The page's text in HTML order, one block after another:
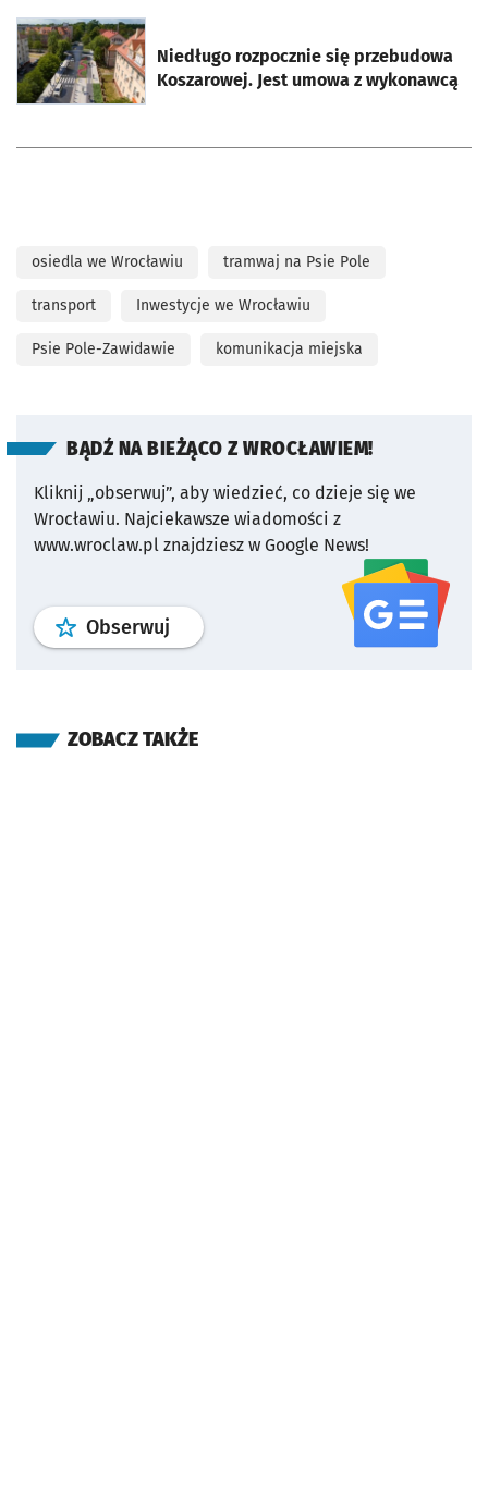
Niedługo rozpocznie się przebudowa
Koszarowej. Jest umowa z wykonawcą
otworzy się w nowej karcie
osiedla we Wrocławiu tramwaj na Psie Pole
transport Inwestycje we Wrocławiu
Psie Pole-Zawidawie komunikacja miejska
BĄDŹ NA BIEŻĄCO Z WROCŁAWIEM!
Kliknij „obserwuj”, aby wiedzieć, co dzieje się we
Wrocławiu. Najciekawsze wiadomości z
www.wroclaw.pl znajdziesz w Google News!
Obserwuj profil serwisu
ZOBACZ TAKŻE